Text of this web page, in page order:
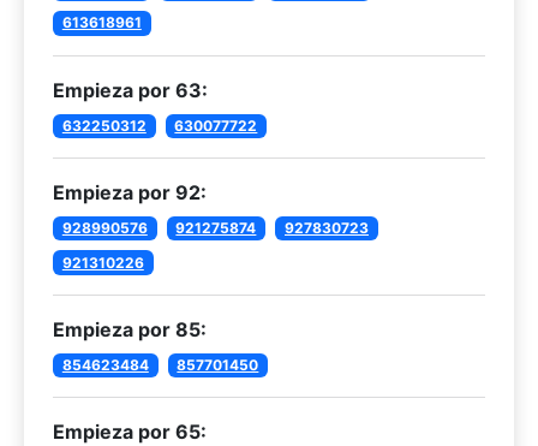
613618961
Empieza por 63:
632250312 630077722
Empieza por 92:
928990576 921275874
927830723
921310226
Empieza por 85:
854623484 857701450
Empieza por 65: